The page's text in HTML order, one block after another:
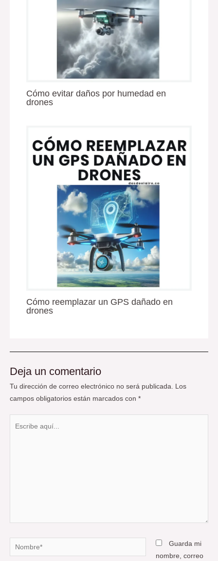
Cómo evitar daños por humedad en
drones
Cómo reemplazar un GPS dañado en
drones
Deja un comentario
Tu dirección de correo electrónico no será publicada.
Los
campos obligatorios están marcados con *
Nombre*
Guarda mi
nombre, correo